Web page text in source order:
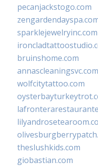
pecanjackstogo.com
sparklejewelryinc.com
bruinshome.com
annascleaningsvc.com
wolfcitytattoo.com
theslushkids.com
giobastian.com